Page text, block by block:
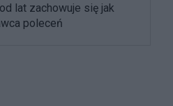
lat zachowuje się jak
poleceń